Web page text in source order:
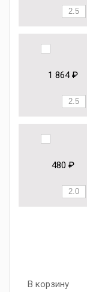
1 864 ₽
480 ₽
В корзину